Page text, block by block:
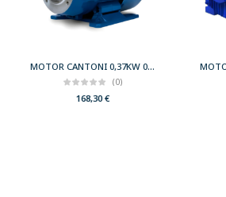
MOTOR CANTONI 0,37KW 0,50CV 3000 B34 T71 230/400 IE2
(0)
168,30€